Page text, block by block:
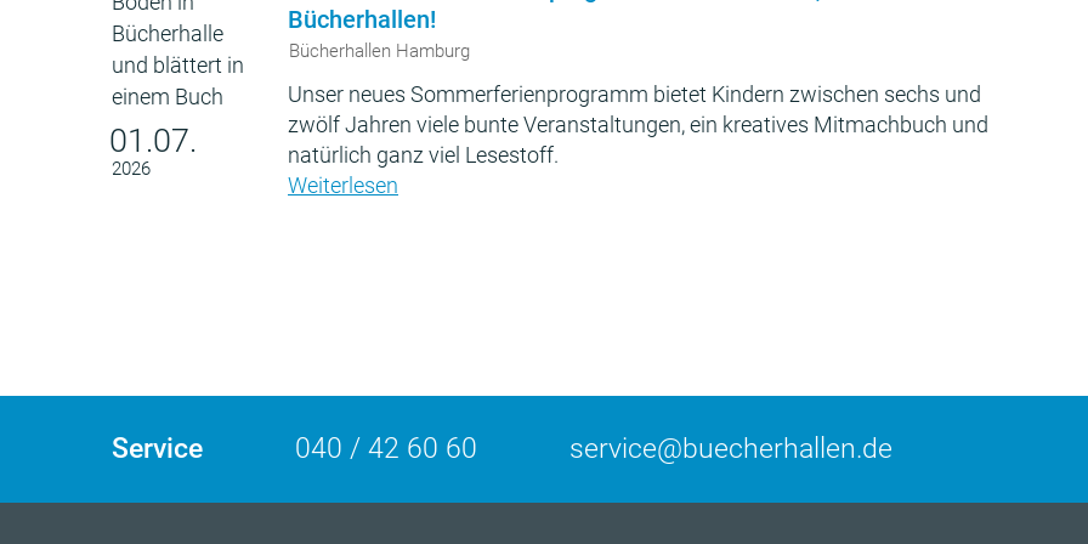
01.07.
2026
Bücherhallen!
Bücherhallen Hamburg
Unser neues Sommerferienprogramm bietet Kindern zwischen sechs und
zwölf Jahren viele bunte Veranstaltungen, ein kreatives Mitmachbuch und
natürlich ganz viel Lesestoff.
Weiterlesen
Service 040 / 42 60 60 service@buecherhallen.de